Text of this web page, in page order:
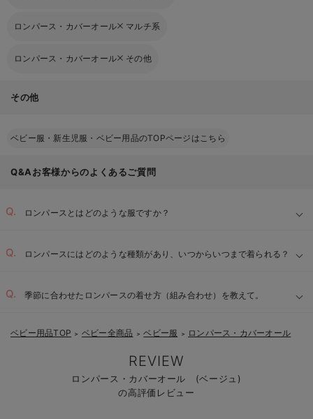
ロンパース・カバーオール マルチ系
ロンパース・カバーオール その他
その他
ベビー服・新生児服・ベビー用品のTOPページはこちら
Q&Aお客様からのよくあるご質問
ロンパースとはどのような服ですか？
ロンパースにはどのような種類があり、いつからいつまで着られる？
季節に合わせたロンパースの着せ方（組み合わせ）を教えて。
ベビー用品TOP ＞ ベビー全商品 ＞ ベビー服 ＞ ロンパース・カバーオール
REVIEW
ロンパース・カバーオール (ベージュ)
の高評価レビュー